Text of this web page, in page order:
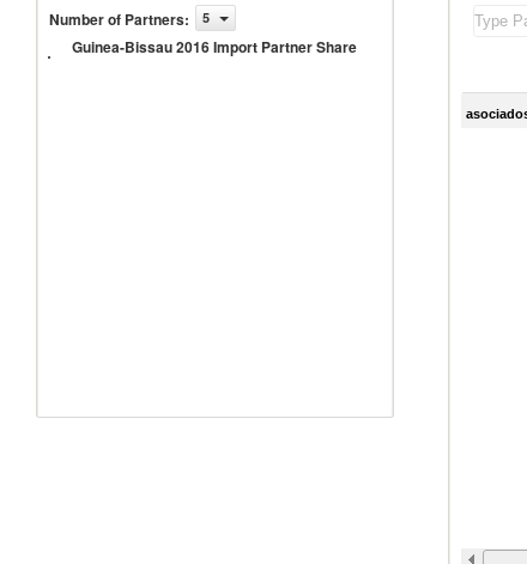
Number of Partners: 5
Guinea-Bissau 2016 Import Partner Share
Guinea-
Bissau